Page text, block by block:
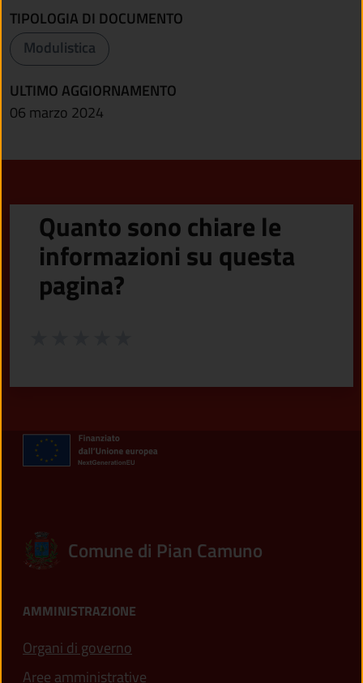
TIPOLOGIA DI DOCUMENTO
Modulistica
ULTIMO AGGIORNAMENTO
06 marzo 2024
Quanto sono chiare le
informazioni su questa
pagina?
Comune di Pian Camuno
AMMINISTRAZIONE
Organi di governo
Aree amministrative